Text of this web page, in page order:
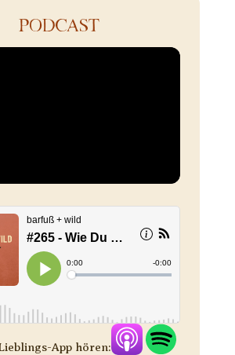
PODCAST
App hören: